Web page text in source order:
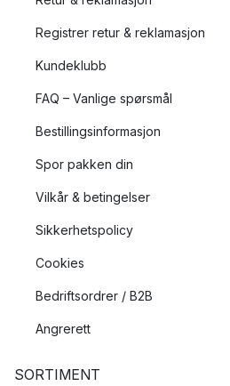
Registrer retur & reklamasjon
Kundeklubb
FAQ – Vanlige spørsmål
Bestillingsinformasjon
Spor pakken din
Vilkår & betingelser
Sikkerhetspolicy
Cookies
Bedriftsordrer / B2B
Angrerett
SORTIMENT